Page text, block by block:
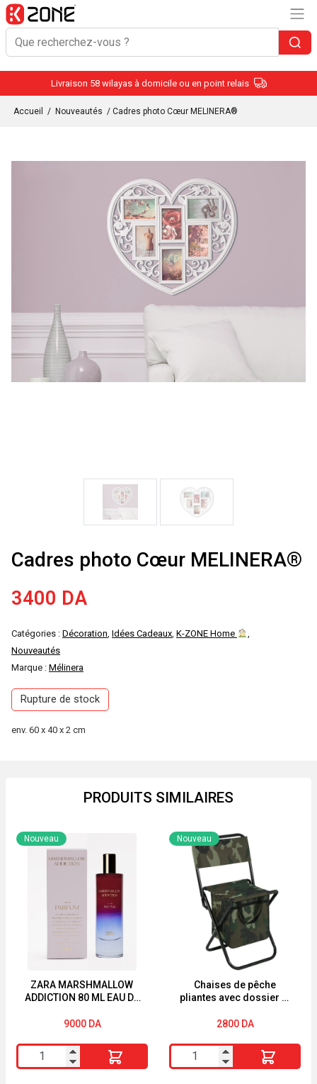
Livraison 58 wilayas à domicile ou en point relais
Accueil / Nouveautés / Cadres photo Cœur MELINERA®
Cadres photo Cœur MELINERA®
3400 DA
Catégories : Décoration, Idées Cadeaux, K-ZONE Home
,
Nouveautés
Marque : Mélinera
Rupture de stock
env. 60 x 40 x 2 cm
PRODUITS SIMILAIRES
ZARA MARSHMALLOW
ADDICTION 80 ML EAU DE
Nouveau
9000 DA
quantité
de
Chaises de pêche
pliantes avec dossier et
Nouveau
2800 DA
quantité
de